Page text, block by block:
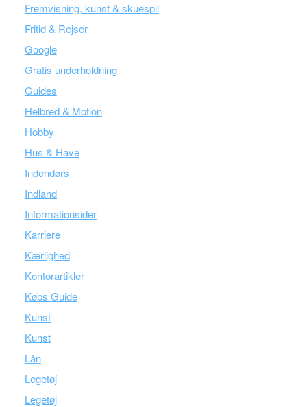
Fremvisning, kunst & skuespil
Fritid & Rejser
Google
Gratis underholdning
Guides
Helbred & Motion
Hobby
Hus & Have
Indendørs
Indland
Informationsider
Karriere
Kærlighed
Kontorartikler
Købs Guide
Kunst
Kunst
Lån
Legetøj
Legetøj